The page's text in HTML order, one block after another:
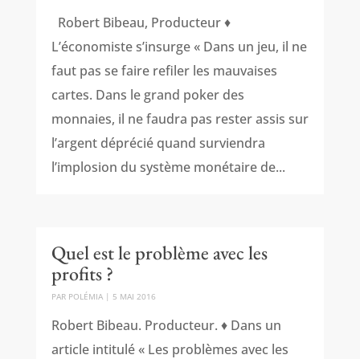
Robert Bibeau, Producteur ♦
L’économiste s’insurge « Dans un jeu, il ne
faut pas se faire refiler les mauvaises
cartes. Dans le grand poker des
monnaies, il ne faudra pas rester assis sur
l’argent déprécié quand surviendra
l’implosion du système monétaire de...
Quel est le problème avec les
profits ?
PAR POLÉMIA| 5 MAI 2016
Robert Bibeau. Producteur. ♦ Dans un
article intitulé « Les problèmes avec les